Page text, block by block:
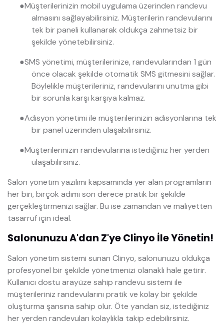
●Müşterilerinizin mobil uygulama üzerinden randevu
almasını sağlayabilirsiniz. Müşterilerin randevularını
tek bir paneli kullanarak oldukça zahmetsiz bir
şekilde yönetebilirsiniz.
●SMS yönetimi, müşterilerinize, randevularından 1 gün
önce olacak şekilde otomatik SMS gitmesini sağlar.
Böylelikle müşterileriniz, randevularını unutma gibi
bir sorunla karşı karşıya kalmaz.
●Adisyon yönetimi ile müşterilerinizin adisyonlarına tek
bir panel üzerinden ulaşabilirsiniz.
●Müşterilerinizin randevularına istediğiniz her yerden
ulaşabilirsiniz.
Salon yönetim yazılımı kapsamında yer alan programların
her biri, birçok adımı son derece pratik bir şekilde
gerçekleştirmenizi sağlar. Bu ise zamandan ve maliyetten
tasarruf için ideal.
Salonunuzu A'dan Z'ye Clinyo İle Yönetin!
Salon yönetim sistemi sunan Clinyo, salonunuzu oldukça
profesyonel bir şekilde yönetmenizi olanaklı hale getirir.
Kullanıcı dostu arayüze sahip randevu sistemi ile
müşterileriniz randevularını pratik ve kolay bir şekilde
oluşturma şansına sahip olur. Öte yandan siz, istediğiniz
her yerden randevuları kolaylıkla takip edebilirsiniz.